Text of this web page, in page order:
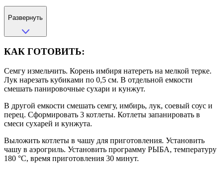
Развернуть
КАК ГОТОВИТЬ:
Семгу измельчить. Корень имбиря натереть на мелкой терке.
Лук нарезать кубиками по 0,5 см. В отдельной емкости
смешать панировочные сухари и кунжут.
В другой емкости смешать семгу, имбирь, лук, соевый соус и
перец. Сформировать 3 котлеты. Котлеты запанировать в
смеси сухарей и кунжута.
Выложить котлеты в чашу для приготовления. Установить
чашу в аэрогриль. Установить программу РЫБА, температуру
180 °С, время приготовления 30 минут.